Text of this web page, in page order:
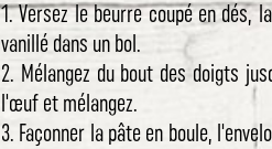
1. Versez le beurre coupé en dés,
vanillé dans un bol.
2. Mélangez du bout des doigts
l'œuf et mélangez.
3. Façonner la pâte en boule,